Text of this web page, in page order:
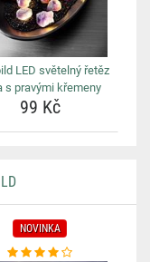
LED světelný řetěz
s pravými křemeny
99 Kč
NOVINKA